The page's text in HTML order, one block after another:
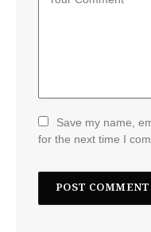
Save my name,
for the next time I